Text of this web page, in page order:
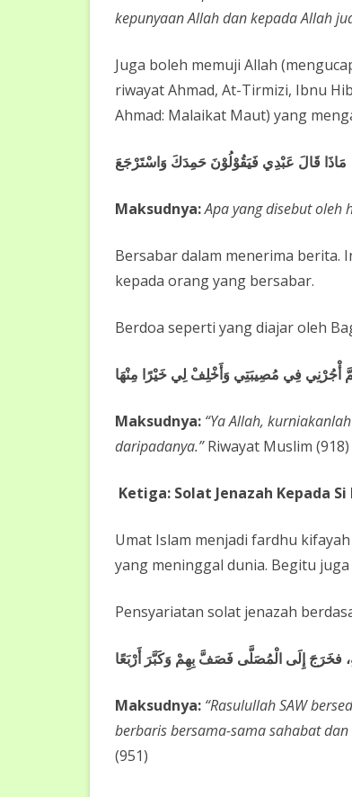
kepunyaan Allah dan kepada Allah
Juga boleh memuji Allah
riwayat Ahmad, At-Tirmizi, Ibnu
Ahmad: Malaikat Maut) yang
مَاذَا قَالَ عَبْدِي فَيَقُوْلُوْنَ حَمِدَكَ وَاسْتَرْجَعَ
Maksudnya:Apa yang disebut oleh
Bersabar dalam menerima berita.
kepada orang yang bersabar.
Berdoa seperti yang diajar oleh
أْجُرْنِي فِي مُصِيبَتِي وَأَخْلِفْ لِي خَيْرًا مِنْهَا
Maksudnya: “Ya Allah,
daripadanya.”Riwayat Muslim (918)
Ketiga: Solat Jenazah Kepada
Umat Islam menjadi fardhu
yang meninggal dunia. Begitu
Pensyariatan solat jenazah
فخَرَجَ إِلَى الْمُصَلَّى فَصَفَّ بِهِمْ وَكَبَّرَ أَرْبَعًا
Maksudnya: “Rasulullah SAW
berbaris bersama-sama sahabat
(951)